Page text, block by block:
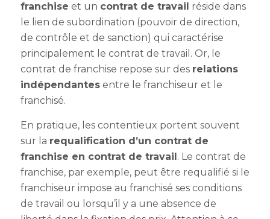
franchise et un contrat de travail réside dans
le lien de subordination (pouvoir de direction,
de contrôle et de sanction) qui caractérise
principalement le contrat de travail. Or, le
contrat de franchise repose sur des relations
indépendantesentre le franchiseur et le
franchisé.
En pratique, les contentieux portent souvent
sur la requalification d’un contrat de
franchise en contrat de travail. Le contrat de
franchise, par exemple, peut être requalifié si le
franchiseur impose au franchisé ses conditions
de travail ou lorsqu’il y a une absence de